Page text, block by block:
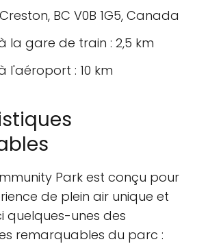
BC V0B 1G5, Canada
la gare de train : 2,5 km
l'aéroport : 10 km
Park est conçu pour
de plein air unique et
quelques-unes des
remarquables du parc :